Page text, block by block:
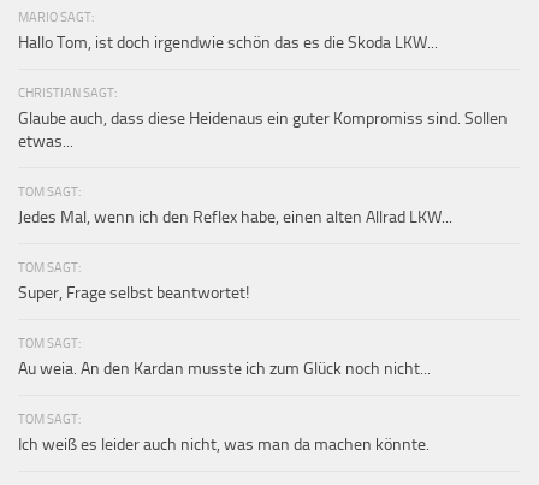
MARIO SAGT:
Hallo Tom, ist doch irgendwie schön das es die Skoda LKW...
CHRISTIAN SAGT:
Glaube auch, dass diese Heidenaus ein guter Kompromiss sind. Sollen
etwas...
TOM SAGT:
Jedes Mal, wenn ich den Reflex habe, einen alten Allrad LKW...
TOM SAGT:
Super, Frage selbst beantwortet!
TOM SAGT:
Au weia. An den Kardan musste ich zum Glück noch nicht...
TOM SAGT:
Ich weiß es leider auch nicht, was man da machen könnte.